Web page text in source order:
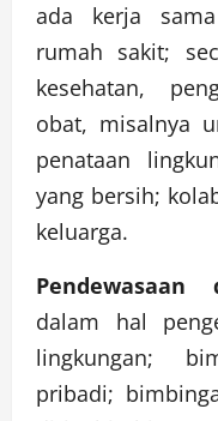
ada kerja
rumah sakit;
kesehatan,
obat, misalnya
penataan
yang bersih;
keluarga.
Pendewasaan
dalam hal
lingkungan;
pribadi;